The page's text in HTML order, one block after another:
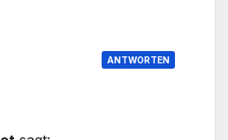
ANTWORTEN